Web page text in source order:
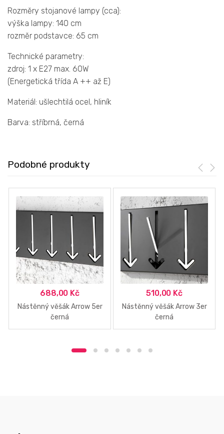
Rozměry stojanové lampy (cca):
výška lampy: 140 cm
rozměr podstavce: 65 cm
Technické parametry:
zdroj: 1 x E27 max. 60W
(Energetická třída A ++ až E)
Materiál: ušlechtilá ocel, hliník
Barva: stříbrná, černá
Podobné produkty
688,00 Kč
Nástěnný věšák Arrow 5er
černá
510,00 Kč
Nástěnný věšák Arrow 3er
černá